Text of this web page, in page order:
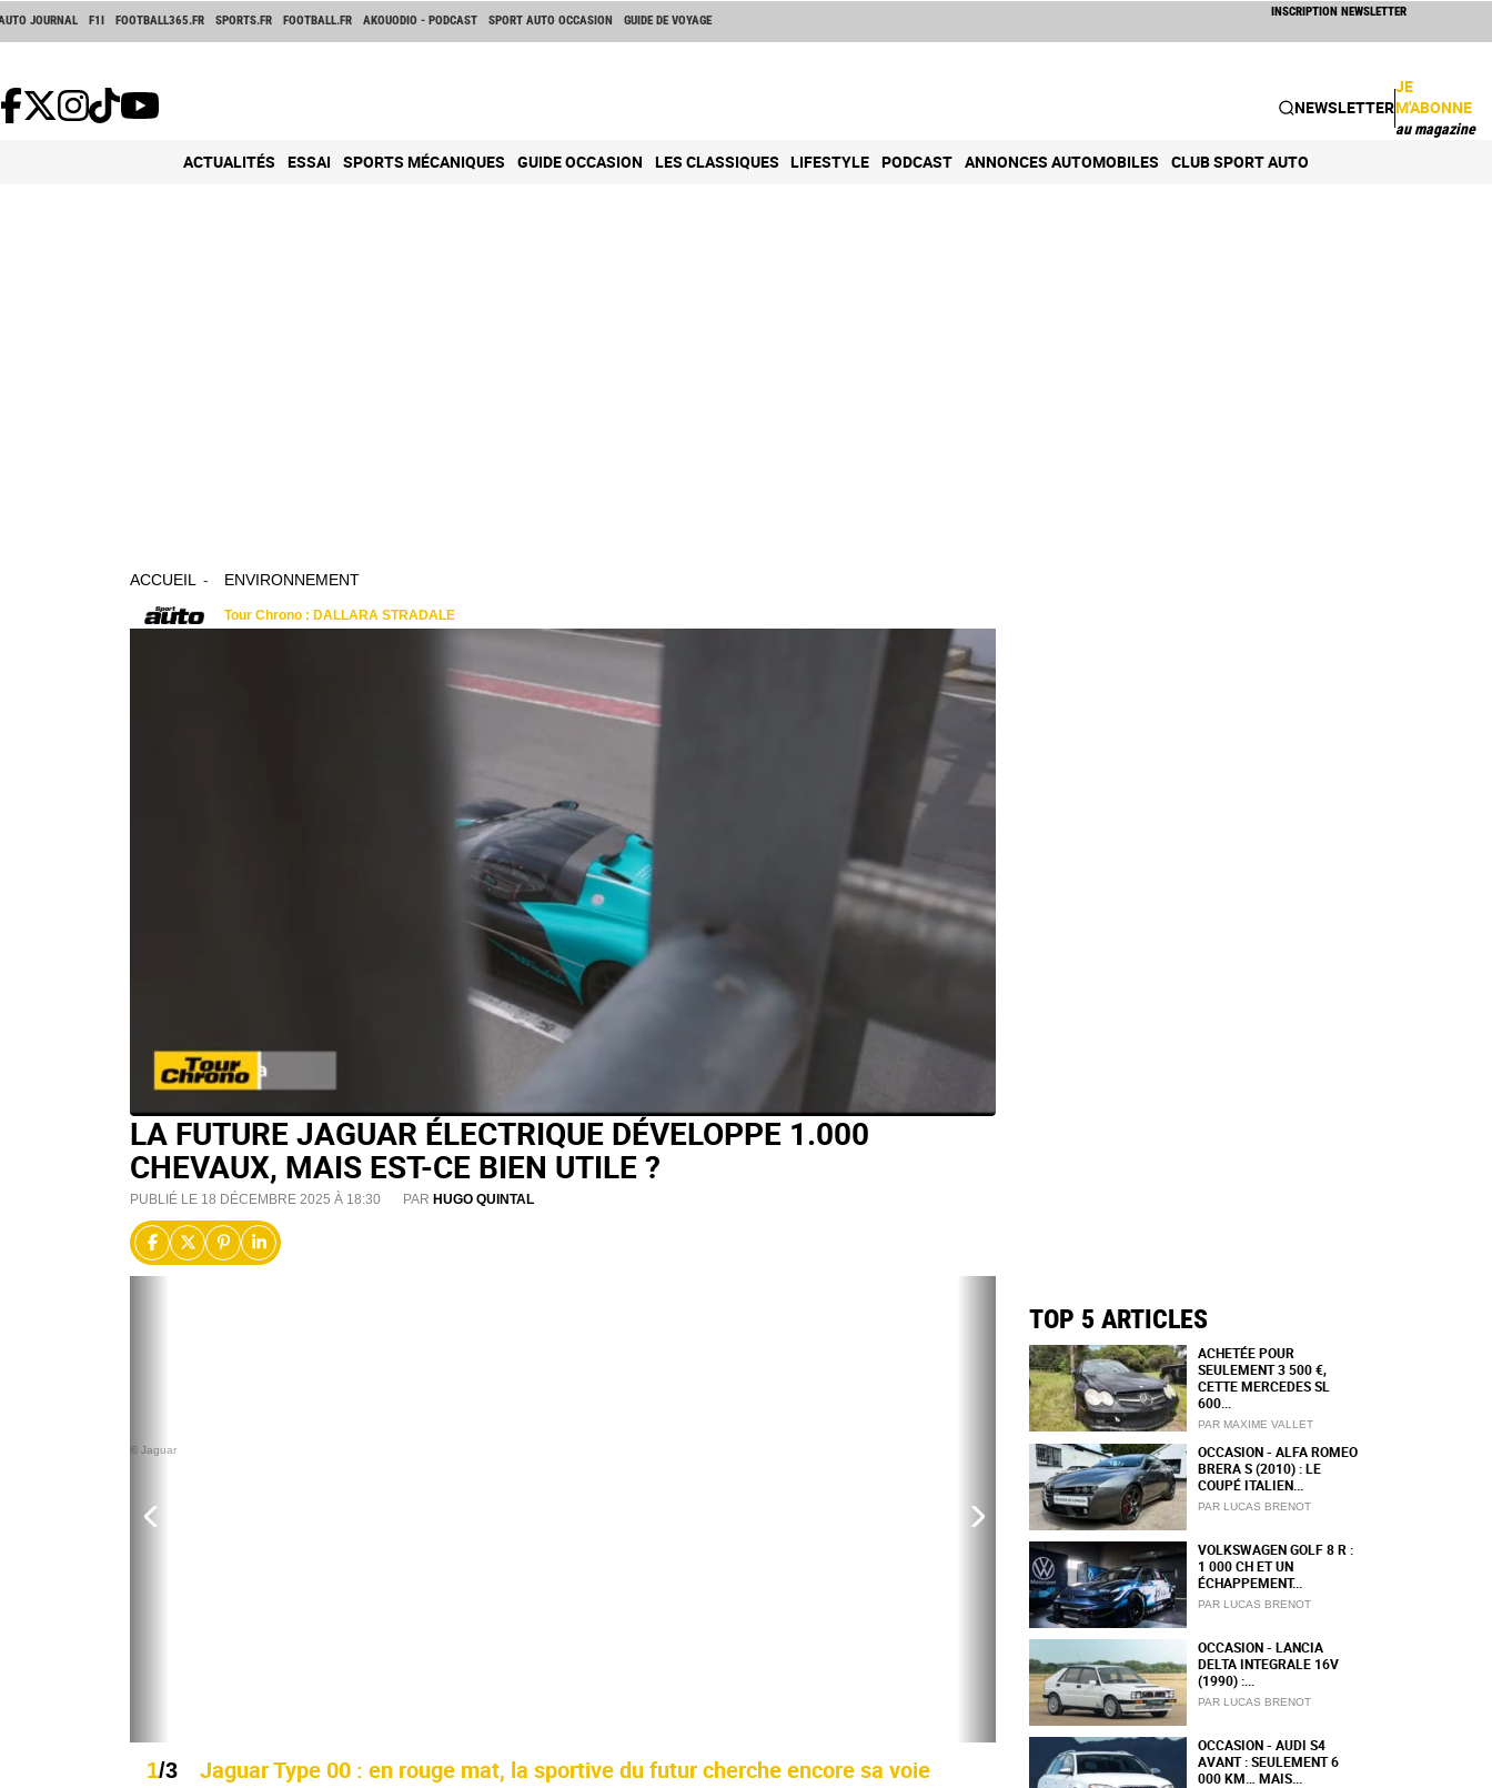
JOURNAL F1I FOOTBALL365.FR SPORTS.FR FOOTBALL.FR AKOUODIO - PODCAST SPORT AUTO OCCASION GUIDE DE VOYAGE
INSCRIPTION NEWSLETTER
NEWSLETTER
JE
M'ABONNE
au magazine
ACTUALITÉS ESSAI SPORTS MÉCANIQUES GUIDE OCCASION LES CLASSIQUES LIFESTYLE PODCAST ANNONCES AUTOMOBILES CLUB SPORT AUTO
ACCUEIL ENVIRONNEMENT
LA FUTURE JAGUAR ÉLECTRIQUE DÉVELOPPE 1.000
CHEVAUX, MAIS EST-CE BIEN UTILE ?
PUBLIÉ LE 18 DÉCEMBRE 2025 À 18:30 PAR HUGO QUINTAL
© Jaguar
1/3 Jaguar Type 00 : en rouge mat, la sportive du futur cherche encore sa voie
TOP 5 ARTICLES
ACHETÉE POUR
SEULEMENT 3 500 €,
CETTE MERCEDES SL
600...
PAR MAXIME VALLET
OCCASION - ALFA ROMEO
BRERA S (2010) : LE
COUPÉ ITALIEN...
PAR LUCAS BRENOT
VOLKSWAGEN GOLF 8 R :
1 000 CH ET UN
ÉCHAPPEMENT...
PAR LUCAS BRENOT
OCCASION - LANCIA
DELTA INTEGRALE 16V
(1990) :...
PAR LUCAS BRENOT
OCCASION - AUDI S4
AVANT : SEULEMENT 6
000 KM… MAIS...